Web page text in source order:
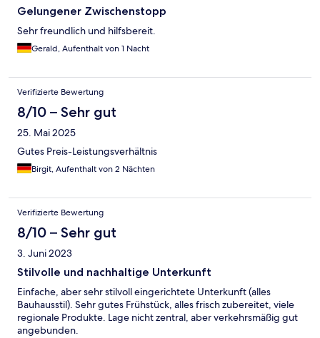
Gelungener Zwischenstopp
Sehr freundlich und hilfsbereit.
Gerald, Aufenthalt von 1 Nacht
Verifizierte Bewertung
8/10 – Sehr gut
25. Mai 2025
Gutes Preis-Leistungsverhältnis
Birgit, Aufenthalt von 2 Nächten
Verifizierte Bewertung
8/10 – Sehr gut
3. Juni 2023
Stilvolle und nachhaltige Unterkunft
Einfache, aber sehr stilvoll eingerichtete Unterkunft (alles
Bauhausstil). Sehr gutes Frühstück, alles frisch zubereitet, viele
regionale Produkte. Lage nicht zentral, aber verkehrsmäßig gut
angebunden.